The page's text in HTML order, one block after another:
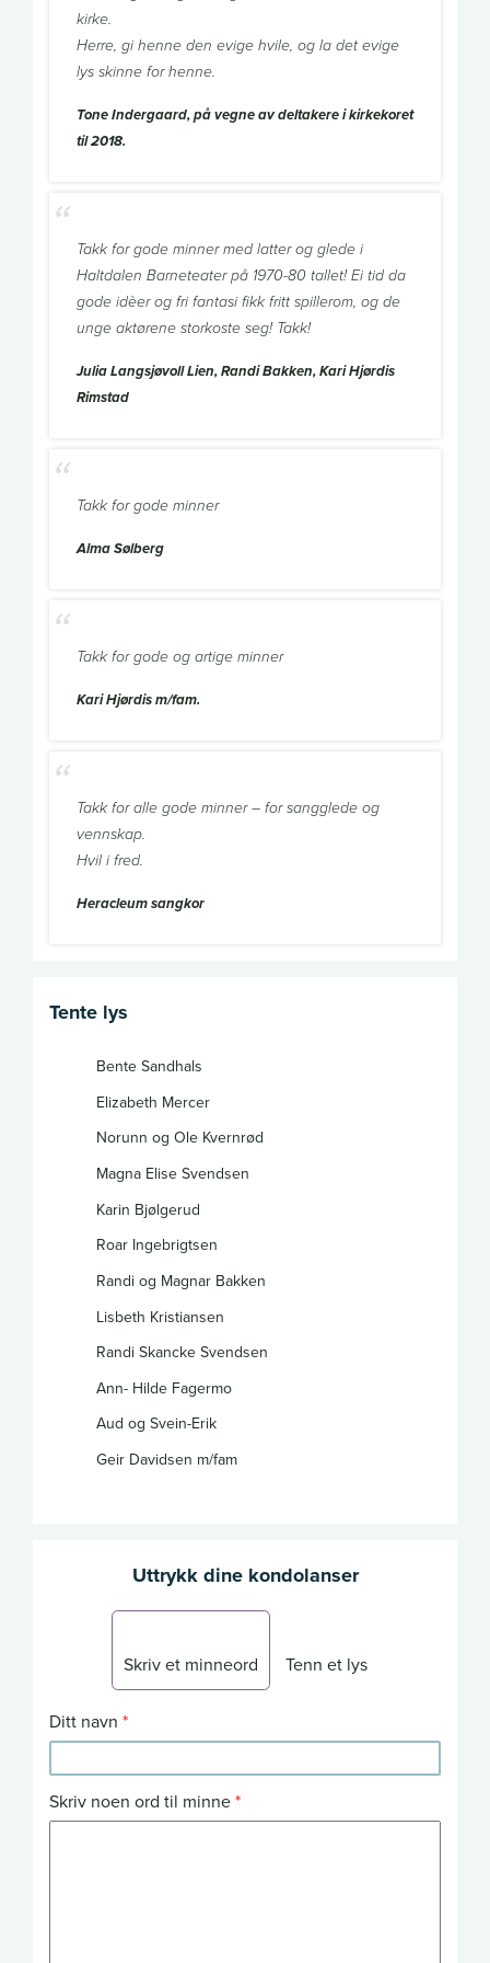
kirke.
Herre, gi henne den evige hvile, og la det evige
lys skinne for henne.
Tone Indergaard, på vegne av deltakere i kirkekoret
til 2018.
Takk for gode minner med latter og glede i
Haltdalen Barneteater på 1970-80 tallet! Ei tid da
gode idèer og fri fantasi fikk fritt spillerom, og de
unge aktørene storkoste seg! Takk!
Julia Langsjøvoll Lien, Randi Bakken, Kari Hjørdis
Rimstad
Takk for gode minner
Alma Sølberg
Takk for gode og artige minner
Kari Hjørdis m/fam.
Takk for alle gode minner – for sangglede og
vennskap.
Hvil i fred.
Heracleum sangkor
Tente lys
Bente Sandhals
Elizabeth Mercer
Norunn og Ole Kvernrød
Magna Elise Svendsen
Karin Bjølgerud
Roar Ingebrigtsen
Randi og Magnar Bakken
Lisbeth Kristiansen
Randi Skancke Svendsen
Ann- Hilde Fagermo
Aud og Svein-Erik
Geir Davidsen m/fam
Uttrykk dine kondolanser
Skriv et minneord Tenn et lys
Ditt navn
Skriv noen ord til minne